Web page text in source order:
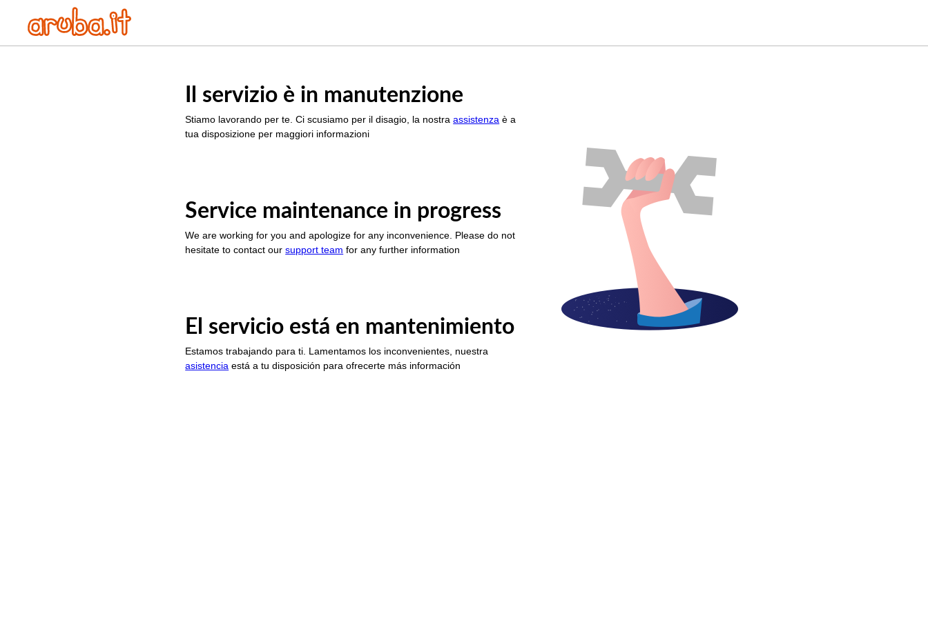
Il servizio è in manutenzione
Stiamo lavorando per te. Ci scusiamo per il disagio, la nostraassistenza è a
tua disposizione per maggiori informazioni
Service maintenance in progress
We are working for you and apologize for any inconvenience. Please do not
hesitate to contact oursupport team for any further information
El servicio está en mantenimiento
Estamos trabajando para ti. Lamentamos los inconvenientes, nuestra
asistencia está a tu disposición para ofrecerte más información